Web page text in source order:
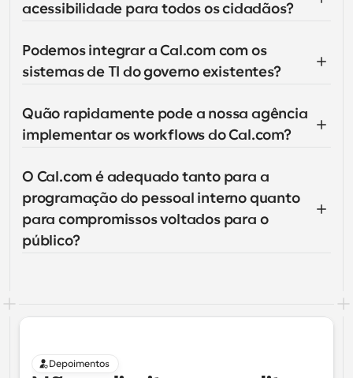
acessibilidade para todos os cidadãos?
Podemos integrar a Cal.com com os
sistemas de TI do governo existentes?
Quão rapidamente pode a nossa agência
implementar os workflows do Cal.com?
O Cal.com é adequado tanto para a
programação do pessoal interno quanto
para compromissos voltados para o
público?
Depoimentos